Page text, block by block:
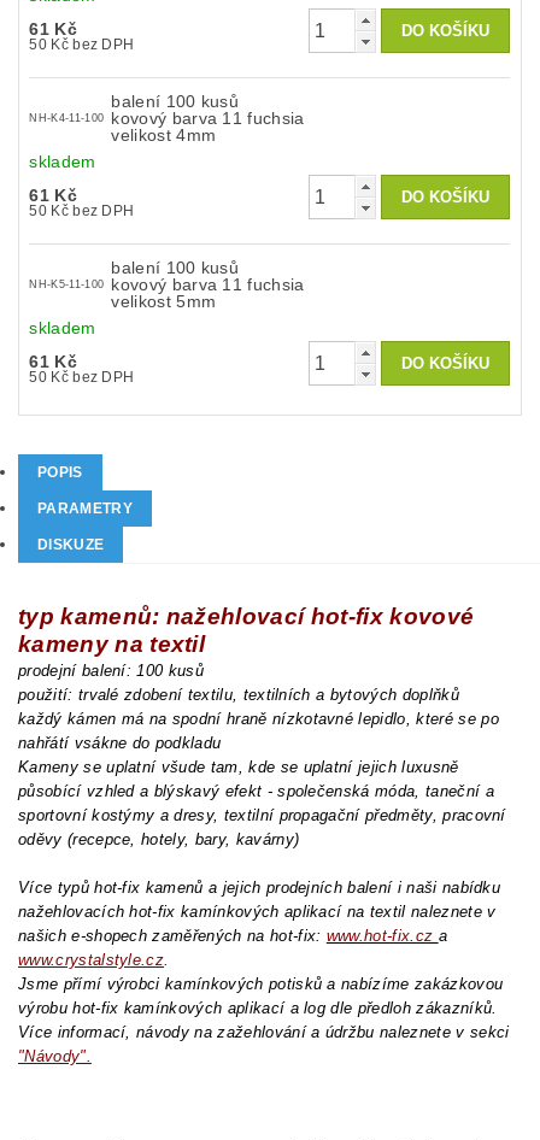
61 Kč
50 Kč bez DPH
NH-K4-11-100
balení 100 kusů
kovový barva 11 fuchsia
velikost 4mm
skladem
61 Kč
50 Kč bez DPH
NH-K5-11-100
balení 100 kusů
kovový barva 11 fuchsia
velikost 5mm
skladem
61 Kč
50 Kč bez DPH
POPIS
PARAMETRY
DISKUZE
typ kamenů: nažehlovací hot-fix kovové
kameny na textil
prodejní balení: 100 kusů
použití: trvalé zdobení textilu, textilních a bytových doplňků
každý kámen má na spodní hraně nízkotavné lepidlo, které se po
nahřátí vsákne do podkladu
Kameny se uplatní všude tam, kde se uplatní jejich luxusně
působící vzhled a blýskavý efekt - společenská móda, taneční a
sportovní kostýmy a dresy, textilní propagační předměty, pracovní
oděvy (recepce, hotely, bary, kavárny)
Více typů hot-fix kamenů a jejich prodejních balení i naši nabídku
nažehlovacích hot-fix kamínkových aplikací na textil naleznete v
našich e-shopech zaměřených na hot-fix: www.hot-fix.cz a
www.crystalstyle.cz.
Jsme přímí výrobci kamínkových potisků a nabízíme zakázkovou
výrobu hot-fix kamínkových aplikací a log dle předloh zákazníků.
Více informací, návody na zažehlování a údržbu naleznete v sekci
"Návody".